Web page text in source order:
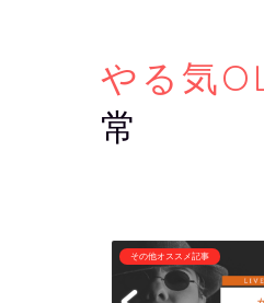
やる気
常
フリーランス生活